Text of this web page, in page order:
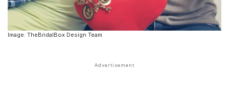
Image: TheBridalBox Design Team